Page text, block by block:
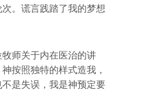
。谎言践踏了我的梦想
师关于内在医治的讲
按照独特的样式造我，
是失误，我是神预定要